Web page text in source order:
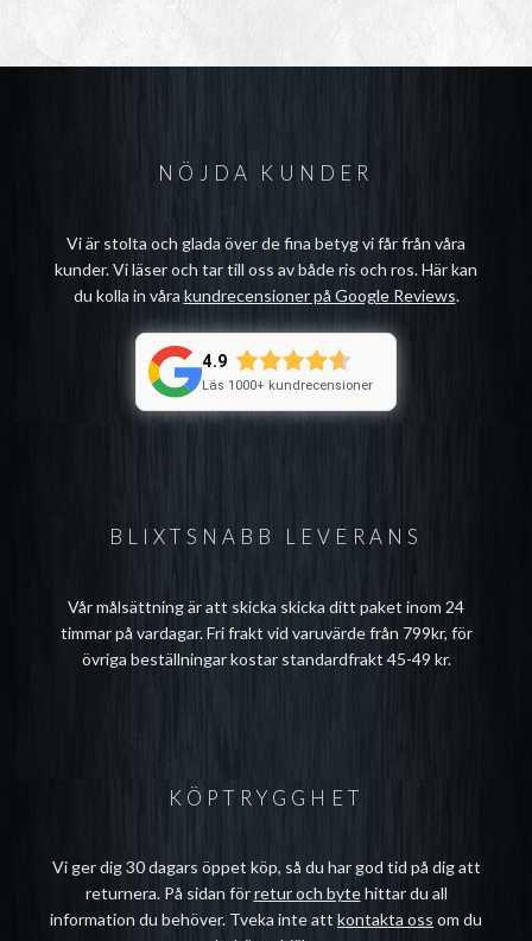
BLIXTSNABB LEVERANS
Vår målsättning är att skicka skicka ditt paket inom 24
timmar på vardagar. Fri frakt vid varuvärde från 799kr, för
övriga beställningar kostar standardfrakt 45-49 kr.
NÖJDA KUNDER
Vi är stolta och glada över de fina betyg vi får från våra
kunder. Vi läser och tar till oss av både ris och ros. Här kan
du kolla in våra kundrecensioner på Google Reviews.
4.9
Läs 1000+ kundrecensioner
KÖPTRYGGHET
Vi ger dig 30 dagars öppet köp, så du har god tid på dig att
returnera. På sidan förretur och bytehittar du all
information du behöver. Tveka inte att kontakta oss om du